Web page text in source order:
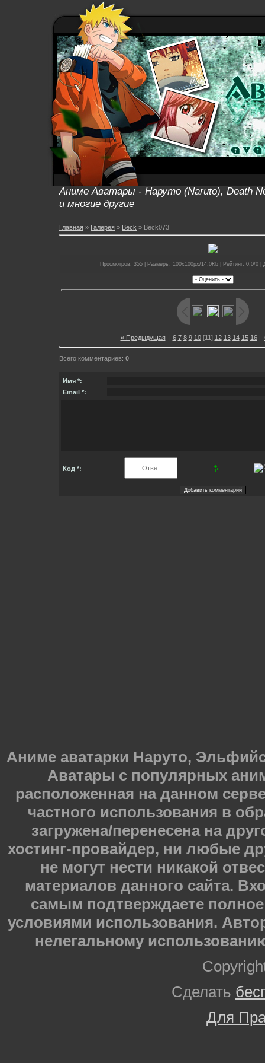
Аниме Аватары - Наруто (Naruto), Death
и многие другие
Главная » Галерея » Beck » Beck073
Просмотров: 355 | Размеры: 100x100px/14.0Kb | Рейтинг: 0.0/0 |
« Предыдущая| 6 7 8 9 10[11] 12 13 14 15 16|
Всего комментариев: 0
Имя *:
Email *:
Код *:
Аниме аватарки Наруто,
Аватары с популярных
расположенная на данном
частного использования в
загружена/перенесена на
хостинг-провайдер, ни любые
не могут нести никакой
материалов данного сайта.
самым подтверждаете
условиями использования.
нелегальному
Сделать
Для